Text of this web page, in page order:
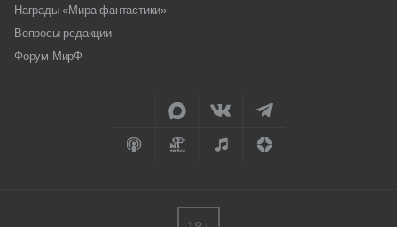
Награды «Мира фантастики»
Вопросы редакции
Форум МирФ